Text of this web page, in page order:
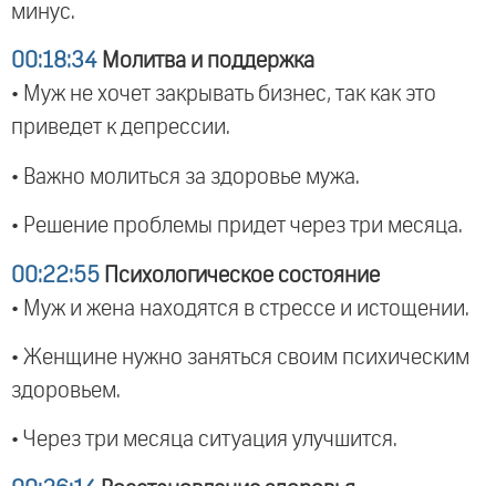
минус.
00:18:34 Молитва и поддержка
• Муж не хочет закрывать бизнес, так как это
приведет к депрессии.
• Важно молиться за здоровье мужа.
• Решение проблемы придет через три месяца.
00:22:55 Психологическое состояние
• Муж и жена находятся в стрессе и истощении.
• Женщине нужно заняться своим психическим
здоровьем.
• Через три месяца ситуация улучшится.